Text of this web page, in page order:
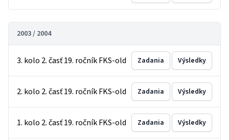
2003 / 2004
3. kolo 2. časť 19. ročník FKS-old Zadania Výsledky
2. kolo 2. časť 19. ročník FKS-old Zadania Výsledky
1. kolo 2. časť 19. ročník FKS-old Zadania Výsledky